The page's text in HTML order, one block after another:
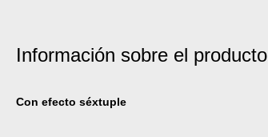
Información sobre el producto
Con efecto séxtuple